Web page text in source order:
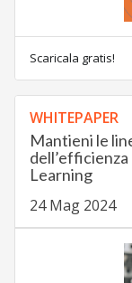
Scaricala gratis!
WHITEPAPER
Mantieni le
Learning
24 Mag 2024